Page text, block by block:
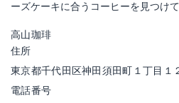
ーズケーキに合うコーヒーを見つけ
高山珈琲
住所
東京都千代田区神田須田町１丁目１
電話番号